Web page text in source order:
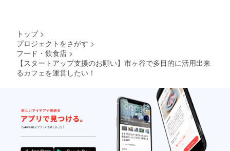
トップ >
プロジェクトをさがす >
フード・飲食店 >
【スタートアップ支援のお願い】市ヶ谷で多目的に活用出来
るカフェを運営したい！